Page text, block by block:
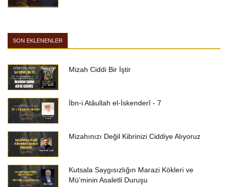
SON EKLENENLER
Mizah Ciddi Bir İştir
İbn-i Atâullah el-İskenderî - 7
Mizahınızı Değil Kibrinizi Ciddiye Alıyoruz
Kutsala Saygısızlığın Marazi Kökleri ve
Mü’minin Asaletli Duruşu